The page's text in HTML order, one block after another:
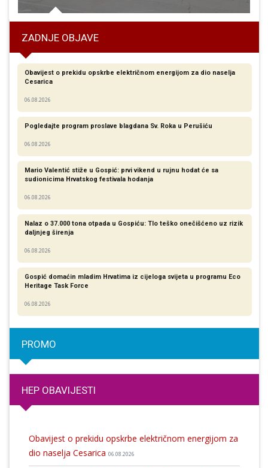
ZADNJE OBJAVE
Obavijest o prekidu opskrbe električnom energijom za dio naselja
Cesarica
06.08.2026
Pogledajte program proslave blagdana Sv. Roka u Perušiću
06.08.2026
Mario Valentić stiže u Gospić: prvi vikend u rujnu hodat će sa
sudionicima Hrvatskog festivala hodanja
06.08.2026
Nalaz o 37.000 tona otpada u Gospiću: Tlo teško onečišćeno uz rizik
daljnjeg širenja
06.08.2026
Gospić domaćin mladim Hrvatima iz cijeloga svijeta u programu Eco
Heritage Task Force
06.08.2026
PROMO
HEP OBAVIJESTI
Obavijest o prekidu opskrbe električnom energijom za
dio naselja Cesarica 06.08.2026